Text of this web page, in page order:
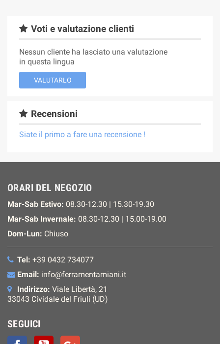
Voti e valutazione clienti
Nessun cliente ha lasciato una valutazione
in questa lingua
VALUTARLO
Recensioni
Siate il primo a fare una recensione !
ORARI DEL NEGOZIO
Mar-Sab Estivo: 08.30-12.30 | 15.30-19.30
Mar-Sab Invernale: 08.30-12.30 | 15.00-19.00
Dom-Lun: Chiuso
Tel: +39 0432 734077
Email: info@ferramentamiani.it
Indirizzo: Viale Libertà, 21
33043 Cividale del Friuli (UD)
SEGUICI
FacebookYouTube